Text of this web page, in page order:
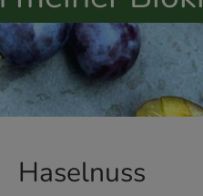
Haselnuss